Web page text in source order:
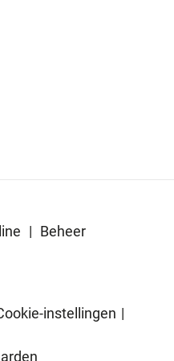
| Beheer
instellingen |